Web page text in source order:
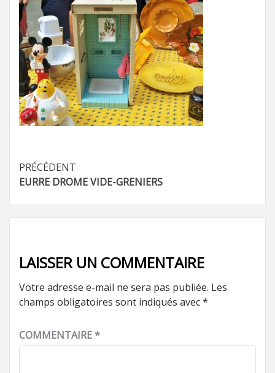
Navigation
d’article
PRÉCÉDENT
EURRE DROME VIDE-GRENIERS
LAISSER UN COMMENTAIRE
Votre adresse e-mail ne sera pas publiée. Les
champs obligatoires sont indiqués avec*
COMMENTAIRE*